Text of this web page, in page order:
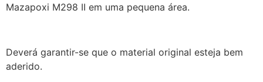
Mazapoxi M298 II em uma pequena área.
Deverá garantir-se que o material original esteja bem
aderido.